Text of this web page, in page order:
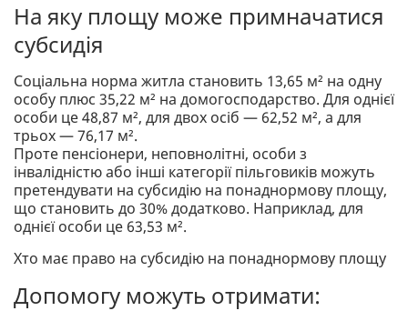
На яку площу може примначатися
субсидія
Соціальна норма житла становить 13,65 м² на одну
особу плюс 35,22 м² на домогосподарство. Для однієї
особи це 48,87 м², для двох осіб — 62,52 м², а для
трьох — 76,17 м².
Проте пенсіонери, неповнолітні, особи з
інвалідністю або інші категорії пільговиків можуть
претендувати на субсидію на понаднормову площу,
що становить до 30% додатково. Наприклад, для
однієї особи це 63,53 м².
Хто має право на субсидію на понаднормову площу
Допомогу можуть отримати: